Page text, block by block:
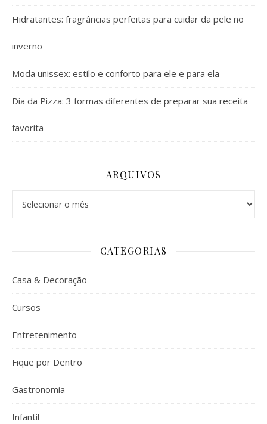
Hidratantes: fragrâncias perfeitas para cuidar da pele no
inverno
Moda unissex: estilo e conforto para ele e para ela
Dia da Pizza: 3 formas diferentes de preparar sua receita
favorita
ARQUIVOS
CATEGORIAS
Casa & Decoração
Cursos
Entretenimento
Fique por Dentro
Gastronomia
Infantil